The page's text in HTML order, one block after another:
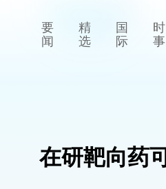
要
闻
精
选
国
际
时
事
在研靶向药